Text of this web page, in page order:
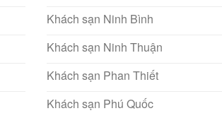
Khách sạn Ninh Bình
Khách sạn Ninh Thuận
Khách sạn Phan Thiết
Khách sạn Phú Quốc